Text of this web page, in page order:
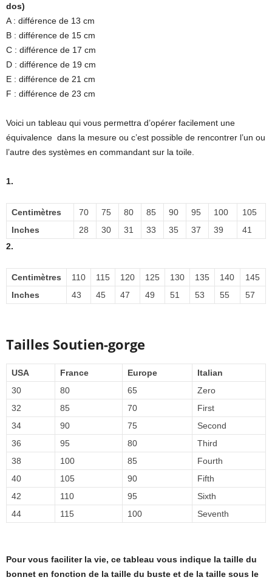
dos)
A : différence de 13 cm
B : différence de 15 cm
C : différence de 17 cm
D : différence de 19 cm
E : différence de 21 cm
F : différence de 23 cm
Voici un tableau qui vous permettra d’opérer facilement une
équivalence dans la mesure ou c’est possible de rencontrer l’un ou
l’autre des systèmes en commandant sur la toile.
1.
Centimètres 70 75 80 85 90 95 100
105
Inches
28 30 31 33 35 37 39
41
2.
Centimètres 110 115 120 125 130 135 140
145
Inches
43 45 47 49 51 53 55 57
Tailles Soutien-gorge
USA France Europe
Italian
30
80 65
Zero
32
85 70
First
34
90 75
Second
36
95 80
Third
38
100 85
Fourth
40
105 90
Fifth
42
110 95
Sixth
44
115 100 Seventh
Pour vous faciliter la vie, ce tableau vous indique la taille du
bonnet en fonction de la taille du buste et de la taille sous le